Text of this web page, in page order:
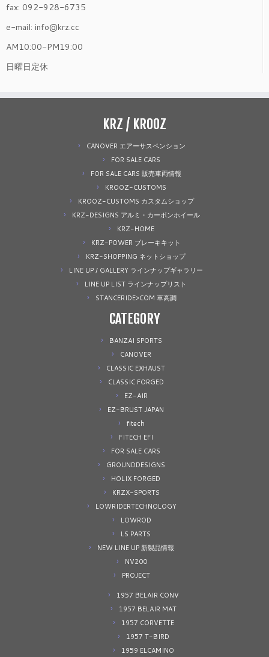
fax: 092-928-6735
e-mail: info@krz.cc
AM10:00-PM19:00
日曜日定休
KRZ / KROOZ
CANOVER エアーサスペンション
FOR SALE CARS
FOR SALE CARS 販売車両情報
KROOZ-CUSTOMS
KROOZ-CUSTOMS カスタムショップ
KRZ-DESIGNS アルミ・カーボンホイール
KRZ-HOME
KRZ-POWER ブレーキキット
KRZ-SHOPPING ネットショップ
LINE UP / GALLERY ラインナップギャラリー
LINE UP LIST ラインナップリスト
STANCERIDE>COM 車高調
CATEGORY
BANZAI SPORTS
CANOVER
CLASSIC EXHAUST
CLASSIC FORGED
EZ-AIR
EZ-BRUST JAPAN
fitech
FITECH EFI
FOR SALE CARS
GROUNDDESIGNS
HOLIX FORGED
KRZX-SPORTS
LOWRIDERTECHNOLOGY
LOWROD
LS PARTS
NEW LINE UP 新製品情報
NV200
PROJECT
1957 BELAIR CONV
1957 BELAIR MAT
1957 CORVETTE
1957 T-BIRD
1959 ELCAMINO